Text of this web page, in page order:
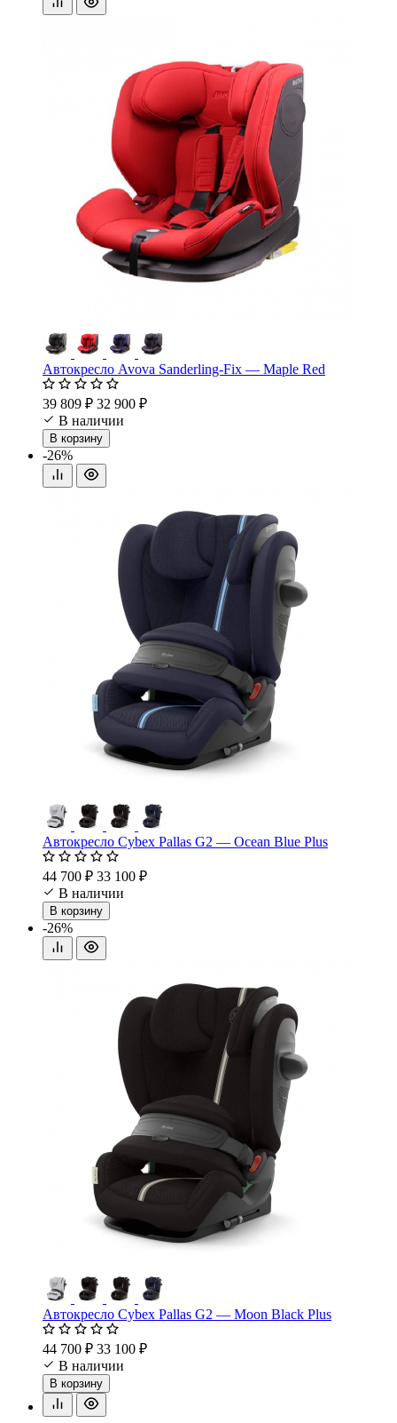
Автокресло Avova Sanderling-Fix — Maple Red
39 809 ₽ 32 900 ₽
В наличии
В корзину
-26%
Автокресло Cybex Pallas G2 — Ocean Blue Plus
44 700 ₽ 33 100 ₽
В наличии
В корзину
-26%
Автокресло Cybex Pallas G2 — Moon Black Plus
44 700 ₽ 33 100 ₽
В наличии
В корзину